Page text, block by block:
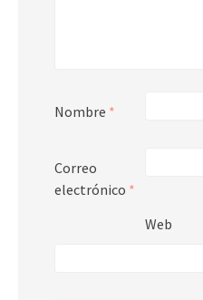
Nombre *
Correo
electrónico *
Web